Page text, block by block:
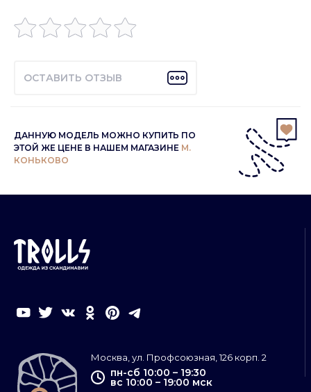
ОСТАВИТЬ ОТЗЫВ
ДАННУЮ МОДЕЛЬ МОЖНО КУПИТЬ ПО
ЭТОЙ ЖЕ ЦЕНЕ В НАШЕМ МАГАЗИНЕ М.
КОНЬКОВО
Москва, ул. Профсоюзная, 126 корп. 2
пн-сб 10:00 – 19:30
вс 10:00 – 19:00 мск